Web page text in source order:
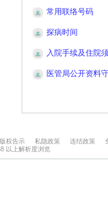
版权告示 私隐政策 连结政策
以上解析度浏览